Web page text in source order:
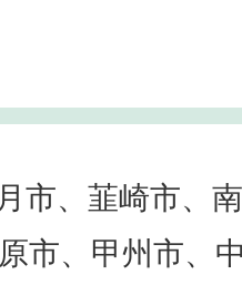
市、韮崎市、
市、甲州市、中